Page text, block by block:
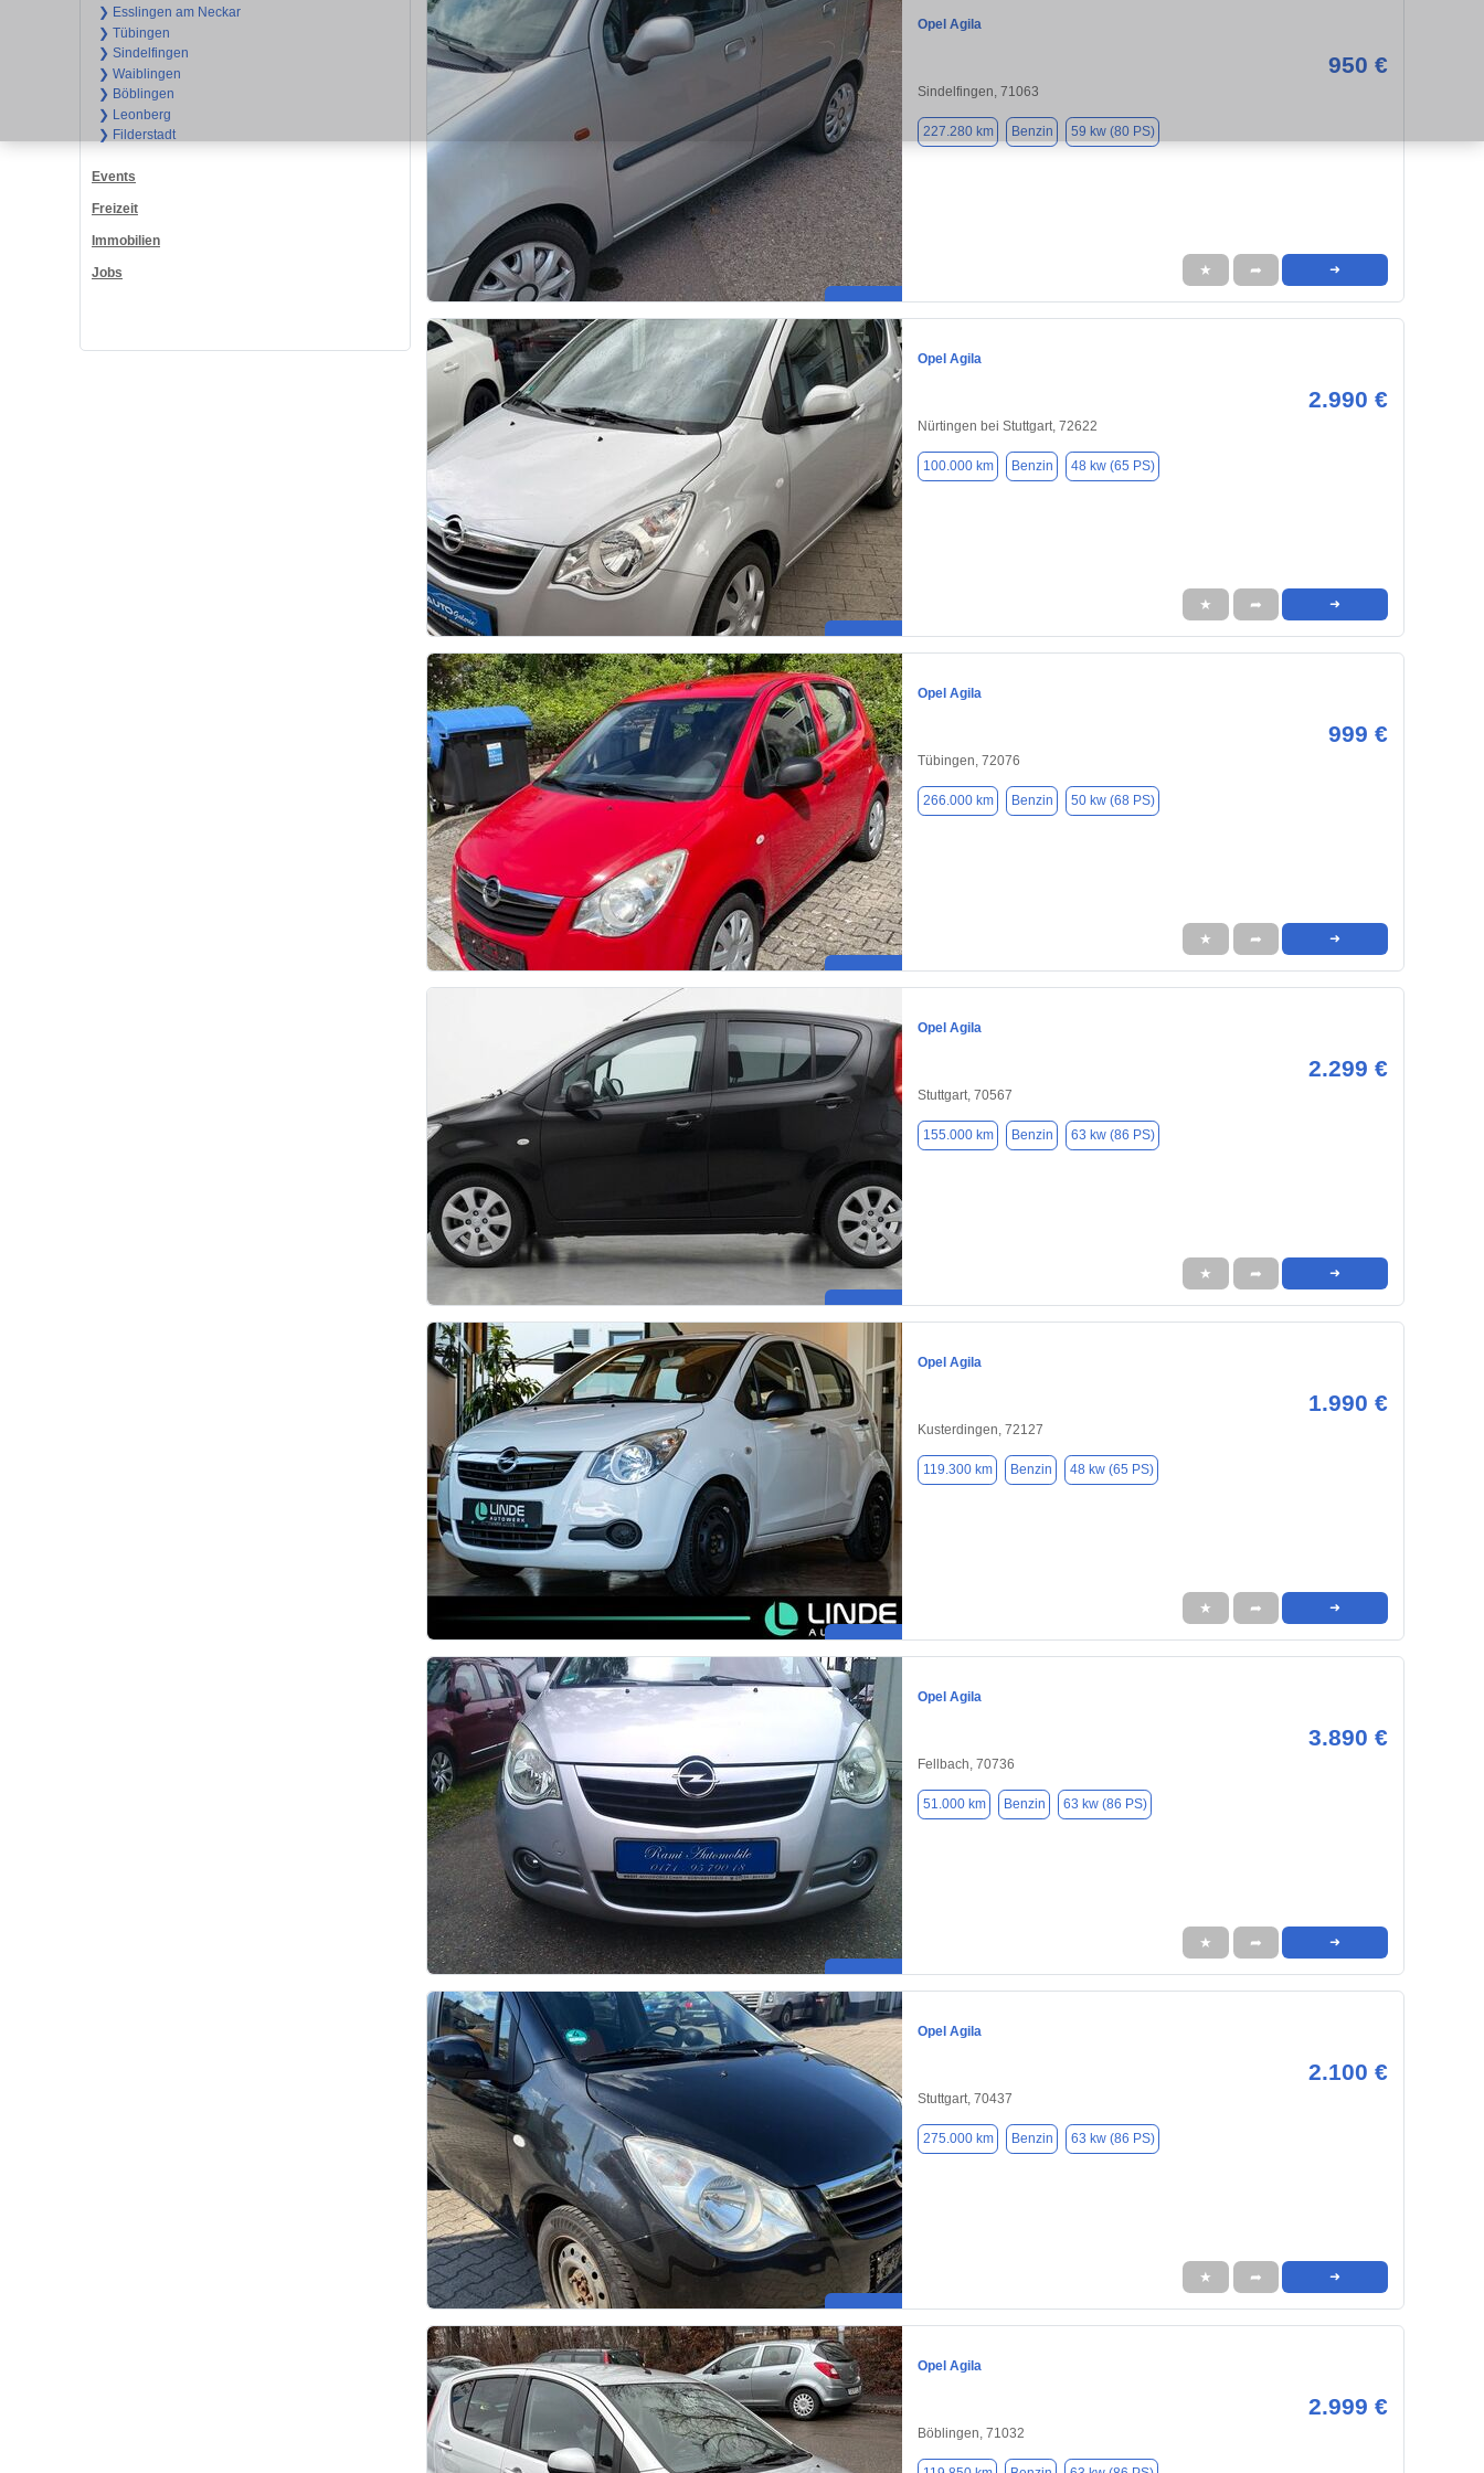
❯ Esslingen am Neckar
❯ Tübingen
❯ Sindelfingen
❯ Waiblingen
❯ Böblingen
❯ Leonberg
❯ Filderstadt
Events
Freizeit
Immobilien
Jobs
Opel Agila
950 €
Sindelfingen, 71063
227.280 km Benzin 59 kw (80 PS)
★ ➦ ➜
Opel Agila
2.990 €
Nürtingen bei Stuttgart, 72622
100.000 km Benzin 48 kw (65 PS)
★ ➦ ➜
Opel Agila
999 €
Tübingen, 72076
266.000 km Benzin 50 kw (68 PS)
★ ➦ ➜
Opel Agila
2.299 €
Stuttgart, 70567
155.000 km Benzin 63 kw (86 PS)
★ ➦ ➜
Opel Agila
1.990 €
Kusterdingen, 72127
119.300 km Benzin 48 kw (65 PS)
★ ➦ ➜
Opel Agila
3.890 €
Fellbach, 70736
51.000 km Benzin 63 kw (86 PS)
★ ➦ ➜
Opel Agila
2.100 €
Stuttgart, 70437
275.000 km Benzin 63 kw (86 PS)
★ ➦ ➜
Opel Agila
2.999 €
Böblingen, 71032